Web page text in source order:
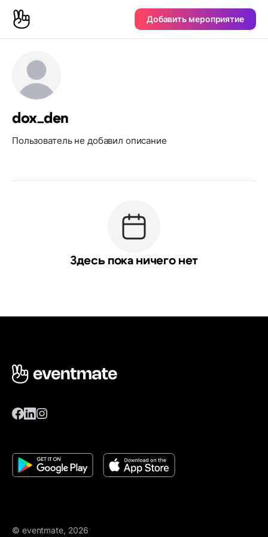
Добавить мероприятие
dox_den
Пользователь не добавил описание
Здесь пока ничего нет
© eventmate, 2026